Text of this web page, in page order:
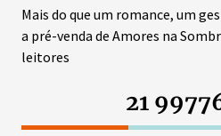
Mais do que um romance, um
a pré-venda de Amores na
leitores
21